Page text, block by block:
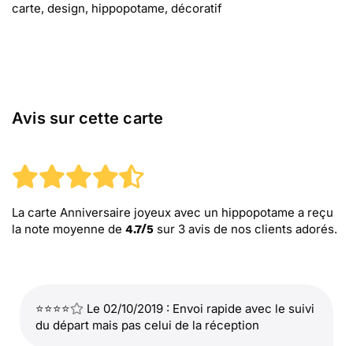
carte, design, hippopotame, décoratif
Avis sur cette carte
La carte Anniversaire joyeux avec un hippopotame a reçu
la note moyenne de 4.7/5 sur 3 avis de nos clients adorés.
⭐⭐⭐⭐
Le 02/10/2019 : Envoi rapide avec le suivi
du départ mais pas celui de la réception